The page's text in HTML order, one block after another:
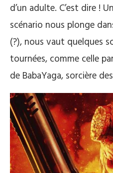
d’un adulte. C’est dire !
scénario nous plonge
(?), nous vaut quelques
tournées, comme celle
de BabaYaga, sorcière